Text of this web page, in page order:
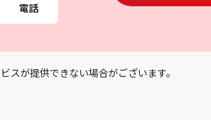
電話
スが提供できない場合がございます。